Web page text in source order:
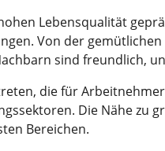
Lebensqualität
Von der
sind freundlich,
die für
Die Nähe
Bereichen.